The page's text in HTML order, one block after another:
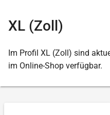
XL (Zoll)
Im Profil XL (Zoll) sind
im Online-Shop verfügbar.